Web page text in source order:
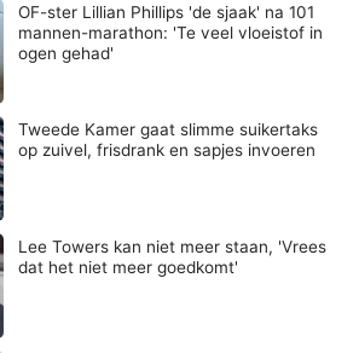
OF-ster Lillian Phillips 'de sjaak' na 101
mannen-marathon: 'Te veel vloeistof in
ogen gehad'
Tweede Kamer gaat slimme suikertaks
op zuivel, frisdrank en sapjes invoeren
Lee Towers kan niet meer staan, 'Vrees
dat het niet meer goedkomt'